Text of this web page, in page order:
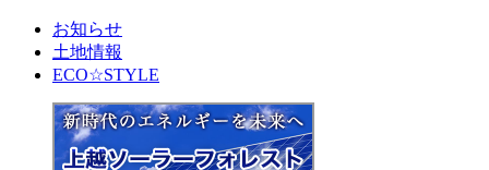
お知らせ
土地情報
ECO☆STYLE